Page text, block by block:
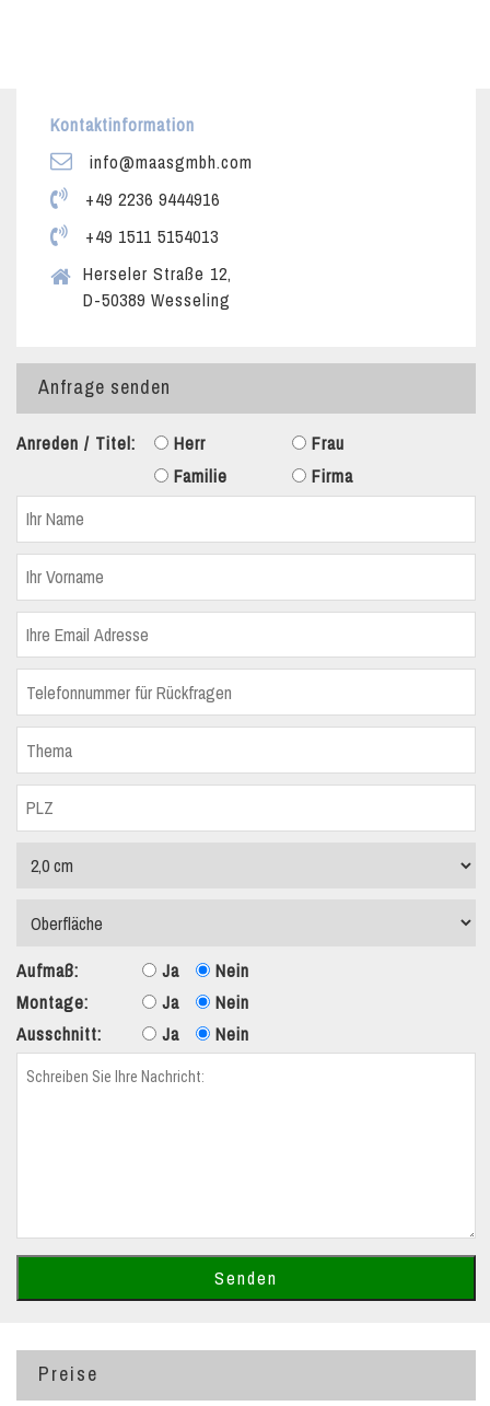
Kontaktinformation
info@maasgmbh.com
+49 2236 9444916
+49 1511 5154013
Herseler Straße 12,
D-50389 Wesseling
Anfrage senden
Anreden / Titel: Herr
Frau
Familie
Firma
Aufmaß: Ja
Nein
Montage:
Ja
Nein
Ausschnitt:
Ja Nein
Preise